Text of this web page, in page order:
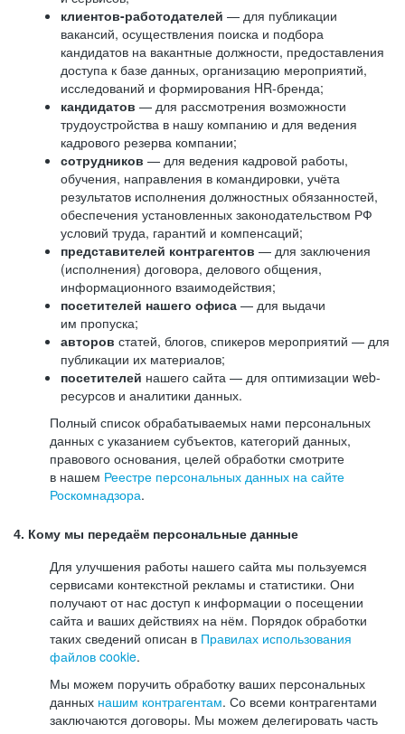
клиентов-работодателей — для публикации
вакансий, осуществления поиска и подбора
кандидатов на вакантные должности, предоставления
доступа к базе данных, организацию мероприятий,
исследований и формирования HR-бренда;
кандидатов — для рассмотрения возможности
трудоустройства в нашу компанию и для ведения
кадрового резерва компании;
сотрудников — для ведения кадровой работы,
обучения, направления в командировки, учёта
результатов исполнения должностных обязанностей,
обеспечения установленных законодательством РФ
условий труда, гарантий и компенсаций;
представителей контрагентов — для заключения
(исполнения) договора, делового общения,
информационного взаимодействия;
посетителей нашего офиса — для выдачи
им пропуска;
авторов статей, блогов, спикеров мероприятий — для
публикации их материалов;
посетителей нашего сайта — для оптимизации web-
ресурсов и аналитики данных.
Полный список обрабатываемых нами персональных
данных с указанием субъектов, категорий данных,
правового основания, целей обработки смотрите
в нашем Реестре персональных данных на сайте
Роскомнадзора.
4. Кому мы передаём персональные данные
Для улучшения работы нашего сайта мы пользуемся
сервисами контекстной рекламы и статистики. Они
получают от нас доступ к информации о посещении
сайта и ваших действиях на нём. Порядок обработки
таких сведений описан в Правилах использования
файлов cookie.
Мы можем поручить обработку ваших персональных
данных нашим контрагентам. Со всеми контрагентами
заключаются договоры. Мы можем делегировать часть